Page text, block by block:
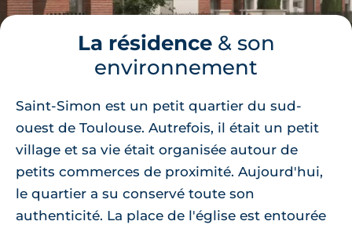
La résidence& son
environnement
Saint-Simon est un petit quartier du sud-
ouest de Toulouse. Autrefois, il était un petit
village et sa vie était organisée autour de
petits commerces de proximité. Aujourd'hui,
le quartier a su conservé toute son
authenticité. La place de l'église est entourée